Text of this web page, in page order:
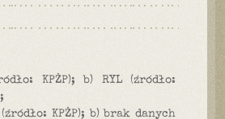
KPŻP); b) RYL (źródło:
(źródło: KPŻP); b) brak danych